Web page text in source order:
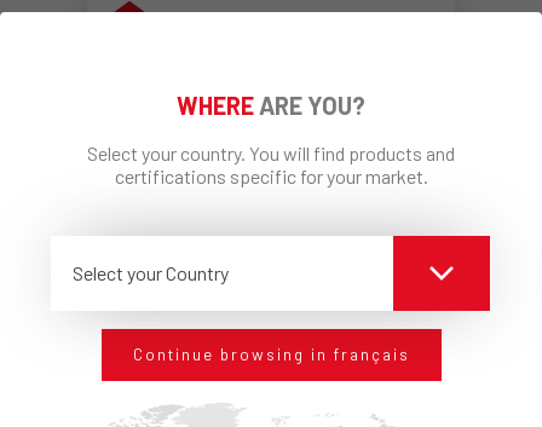
WHERE ARE YOU?
Select your country. You will find products and
certifications specific for your market.
Select your Country
Continue browsing in français